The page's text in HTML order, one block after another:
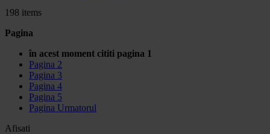
198 items
Pagina
în acest moment cititi pagina 1
Pagina 2
Pagina 3
Pagina 4
Pagina 5
Pagina Urmatorul
Afisati